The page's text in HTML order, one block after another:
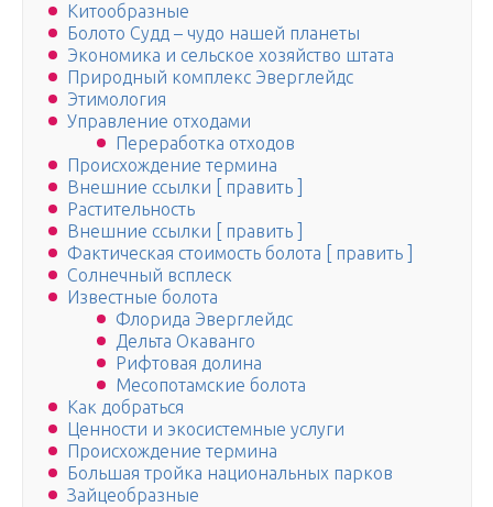
Китообразные
Болото Судд – чудо нашей планеты
Экономика и сельское хозяйство штата
Природный комплекс Эверглейдс
Этимология
Управление отходами
Переработка отходов
Происхождение термина
Внешние ссылки [ править ]
Растительность
Внешние ссылки [ править ]
Фактическая стоимость болота [ править ]
Солнечный всплеск
Известные болота
Флорида Эверглейдс
Дельта Окаванго
Рифтовая долина
Месопотамские болота
Как добраться
Ценности и экосистемные услуги
Происхождение термина
Большая тройка национальных парков
Зайцеобразные